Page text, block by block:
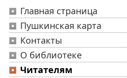
Главная страница
Пушкинская карта
Контакты
О библиотеке
Читателям